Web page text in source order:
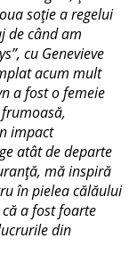
soţie a regelui
de când am
cu Genevieve
acum mult
a fost o femeie
impact
atât de departe
mă inspiră
în pielea călăului
a fost foarte
din